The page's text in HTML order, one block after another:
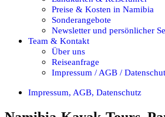
Preise & Kosten in Namibia
Sonderangebote
Newsletter und persönlicher
Team & Kontakt
Über uns
Reiseanfrage
Impressum / AGB /
Impressum, AGB, Datenschutz